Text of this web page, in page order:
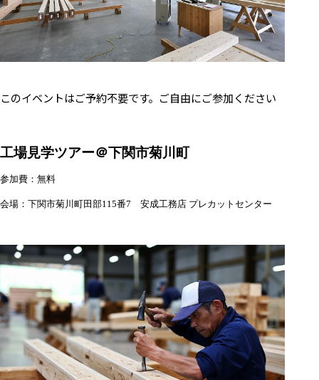
このイベントはご予約不要です。ご自由にご参加ください
工場見学ツアー＠下関市菊川町
参加費：無料
会場：下関市菊川町田部115番7 安成工務店 プレカットセンター